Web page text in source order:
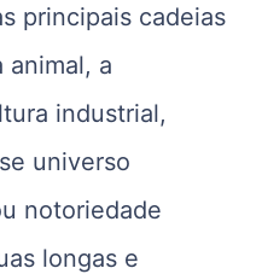
principais cadeias
animal, a
industrial,
universo
notoriedade
longas e